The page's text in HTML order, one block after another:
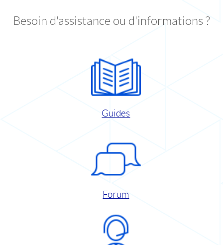
Besoin d'assistance ou d'informations ?
Guides
Forum